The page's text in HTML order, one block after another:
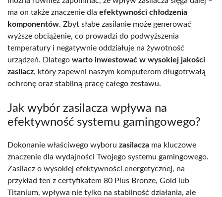
ma on także znaczenie dla efektywności chłodzenia
komponentów. Zbyt słabe zasilanie może generować
wyższe obciążenie, co prowadzi do podwyższenia
temperatury i negatywnie oddziałuje na żywotność
urządzeń. Dlatego warto inwestować w wysokiej jakości
zasilacz, który zapewni naszym komputerom długotrwałą
ochronę oraz stabilną pracę całego zestawu.
Jak wybór zasilacza wpływa na
efektywność systemu gamingowego?
Dokonanie właściwego wyboru zasilacza ma kluczowe
znaczenie dla wydajności Twojego systemu gamingowego.
Zasilacz o wysokiej efektywności energetycznej, na
przykład ten z certyfikatem 80 Plus Bronze, Gold lub
Titanium, wpływa nie tylko na stabilność działania, ale